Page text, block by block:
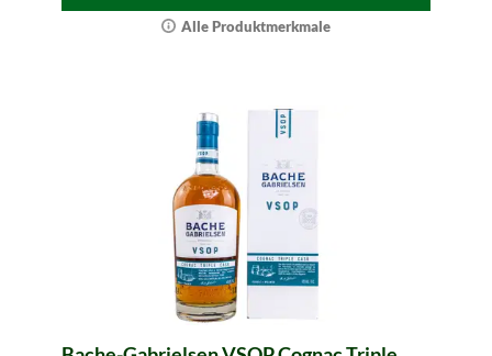
Alle Produktmerkmale